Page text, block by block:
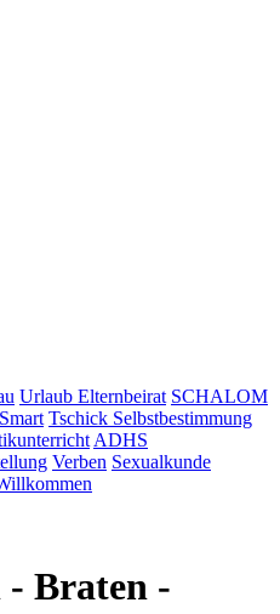
Urlaub Elternbeirat SCHALOM
Smart Tschick Selbstbestimmung
ADHS
Verben Sexualkunde
- Braten -